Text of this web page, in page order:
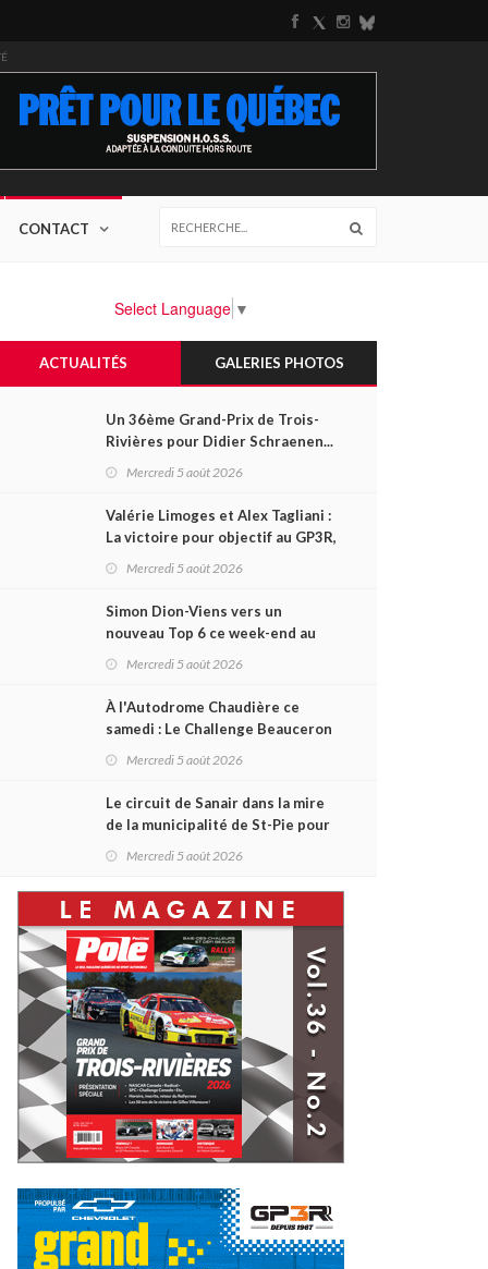
CONTACT
Select Language ▼
ACTUALITÉS GALERIES PHOTOS
Un 36ème Grand-Prix de Trois-
Rivières pour Didier Schraenen...
et une première en Challenge
Mercredi 5 août 2026
Valérie Limoges et Alex Tagliani :
La victoire pour objectif au GP3R,
dans trois séries différentes
Mercredi 5 août 2026
Simon Dion-Viens vers un
nouveau Top 6 ce week-end au
GP3R, en série NASCAR Canada ?
Mercredi 5 août 2026
À l'Autodrome Chaudière ce
samedi : Le Challenge Beauceron
200 pourrait bouleverser le
Mercredi 5 août 2026
Le circuit de Sanair dans la mire
de la municipalité de St-Pie pour
être rayé de la carte !
Mercredi 5 août 2026